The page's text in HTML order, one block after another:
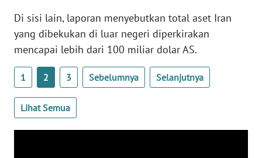
Di sisi lain, laporan menyebutkan total aset Iran
yang dibekukan di luar negeri diperkirakan
mencapai lebih dari 100 miliar dolar AS.
1 2 3 Sebelumnya Selanjutnya
Lihat Semua
WN
PAPUA
PAPUA
BARAT